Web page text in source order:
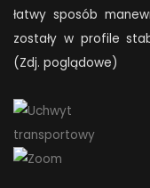
łatwy sposób
zostały w profile
(Zdj. poglądowe)